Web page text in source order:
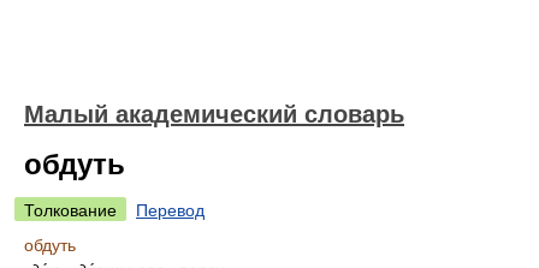
Малый академический словарь
обдуть
Толкование
Перевод
обдуть